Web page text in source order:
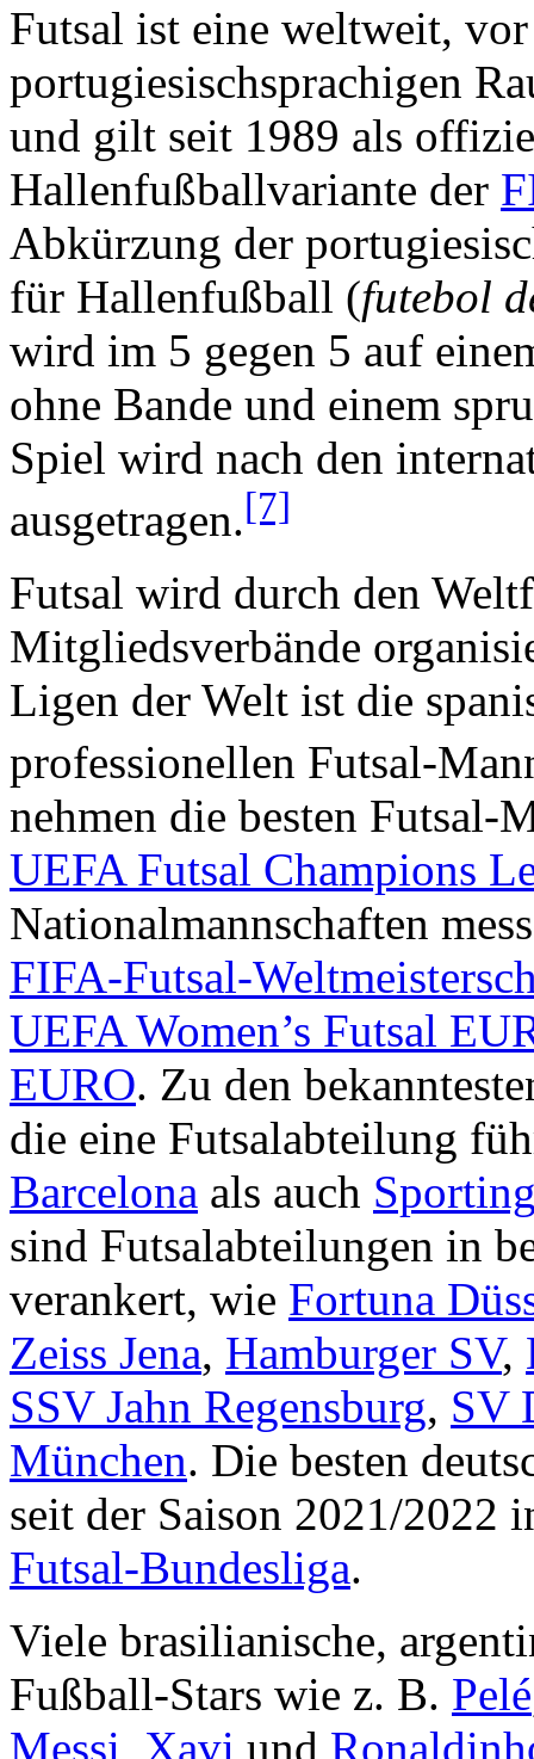
Futsal ist eine weltweit,
portugiesischsprachigen
und gilt seit 1989 als
Hallenfußballvariante der
Abkürzung der
für Hallenfußball (futebol
wird im 5 gegen 5 auf
ohne Bande und einem
Spiel wird nach den
ausgetragen.[7]
Futsal wird durch den
Mitgliedsverbände
Ligen der Welt ist die
professionellen Futsal-
nehmen die besten Futsal-
UEFA Futsal Champions
Nationalmannschaften
FIFA-Futsal-
UEFA Women’s Futsal
EURO. Zu den
die eine Futsalabteilung
Barcelona als auch
sind Futsalabteilungen in
verankert, wie Fortuna
Zeiss Jena, Hamburger SV,
SSV Jahn Regensburg, SV
München. Die besten
seit der Saison 2021/2022
Futsal-Bundesliga.
Viele brasilianische,
Fußball-Stars wie z. B. Pelé
Messi Xavi und